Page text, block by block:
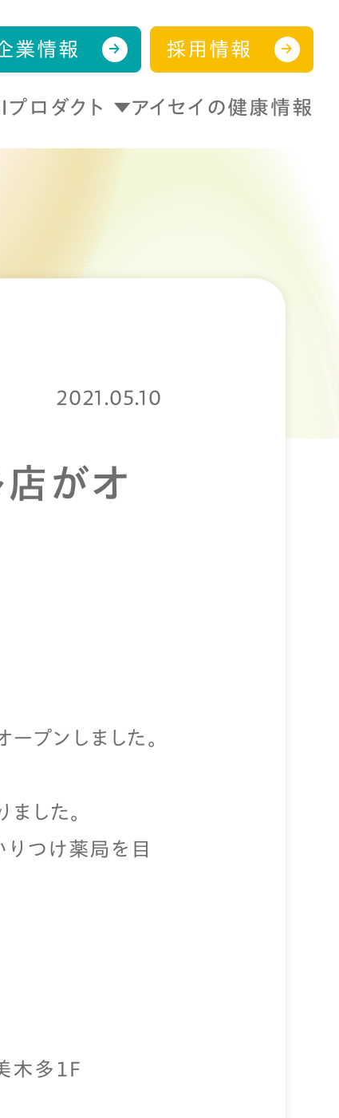
業情報 採用情報
プロダクト アイセイの健康情報
2021.05.10
店がオ
プンしました。
した。
りつけ薬局を目
木多１F